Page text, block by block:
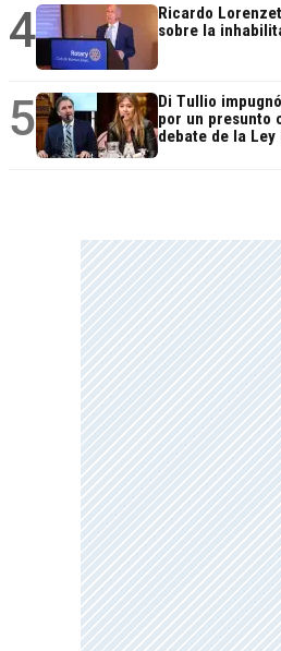
4
Ricardo
sobre la
5
Di Tullio
por un presunto
debate de la